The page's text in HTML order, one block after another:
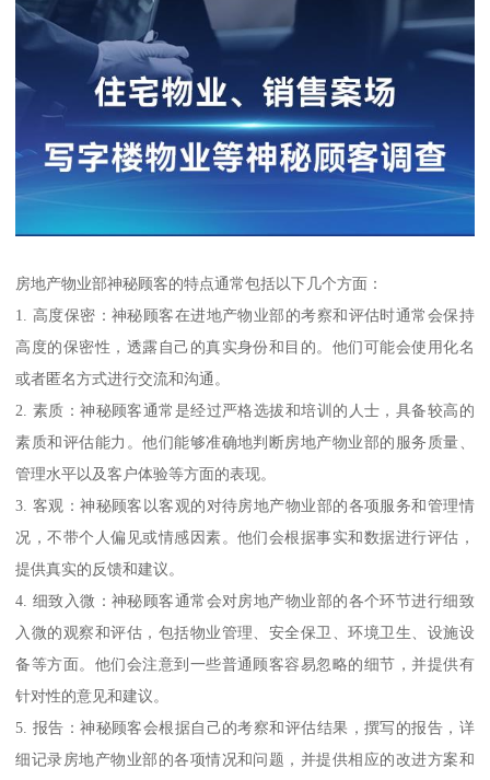
房地产物业部神秘顾客的特点通常包括以下几个方面：
1. 高度保密：神秘顾客在进地产物业部的考察和评估时通常会保持
高度的保密性，透露自己的真实身份和目的。他们可能会使用化名
或者匿名方式进行交流和沟通。
2. 素质：神秘顾客通常是经过严格选拔和培训的人士，具备较高的
素质和评估能力。他们能够准确地判断房地产物业部的服务质量、
管理水平以及客户体验等方面的表现。
3. 客观：神秘顾客以客观的对待房地产物业部的各项服务和管理情
况，不带个人偏见或情感因素。他们会根据事实和数据进行评估，
提供真实的反馈和建议。
4. 细致入微：神秘顾客通常会对房地产物业部的各个环节进行细致
入微的观察和评估，包括物业管理、安全保卫、环境卫生、设施设
备等方面。他们会注意到一些普通顾客容易忽略的细节，并提供有
针对性的意见和建议。
5. 报告：神秘顾客会根据自己的考察和评估结果，撰写的报告，详
细记录房地产物业部的各项情况和问题，并提供相应的改进方案和